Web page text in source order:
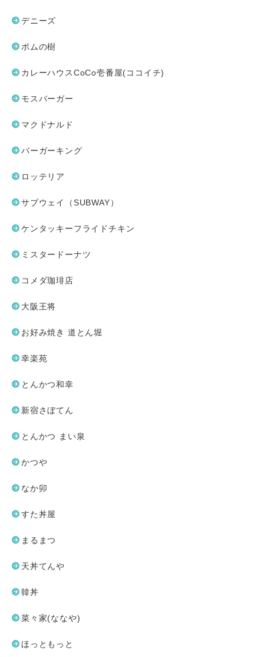
デニーズ
ポムの樹
カレーハウスCoCo壱番屋(ココイチ)
モスバーガー
マクドナルド
バーガーキング
ロッテリア
サブウェイ（SUBWAY）
ケンタッキーフライドチキン
ミスタードーナツ
コメダ珈琲店
大阪王将
お好み焼き 道とん堀
幸楽苑
とんかつ和幸
新宿さぼてん
とんかつ まい泉
かつや
なか卯
すた丼屋
まるまつ
天丼てんや
韓丼
菜々家(ななや)
ほっともっと